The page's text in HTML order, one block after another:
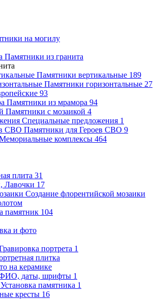
на могилу
Памятники из гранита
Памятники вертикальные 189
Памятники горизонтальные 27
93
Памятники из мрамора 94
Памятники с мозаикой 4
Специальные предложения 1
Памятники для Героев СВО 9
комплексы 464
плита 31
Лавочки 17
Создание флорентийской мозаики
памятник 104
и фото
портрета 1
плитка
на керамике
даты, шрифты 1
Установка памятника 1
кресты 16